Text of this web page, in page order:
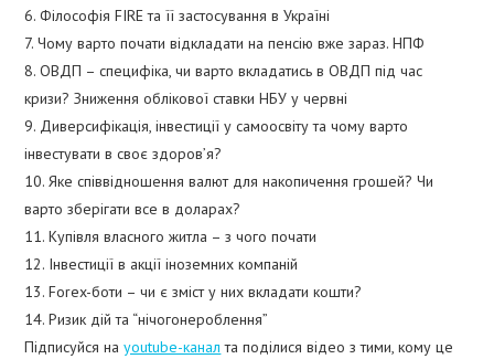
6. Філософія FIRE та її застосування в Україні
7. Чому варто почати відкладати на пенсію вже зараз. НПФ
8. ОВДП – специфіка, чи варто вкладатись в ОВДП під час
кризи? Зниження облікової ставки НБУ у червні
9. Диверсифікація, інвестиції у самоосвіту та чому варто
інвестувати в своє здоров’я?
10. Яке співвідношення валют для накопичення грошей? Чи
варто зберігати все в доларах?
11. Купівля власного житла – з чого почати
12. Інвестиції в акції іноземних компаній
13. Forex-боти – чи є зміст у них вкладати кошти?
14. Ризик дій та “нічогонероблення”
Підписуйся наyoutube-канал та поділися відео з тими, кому це